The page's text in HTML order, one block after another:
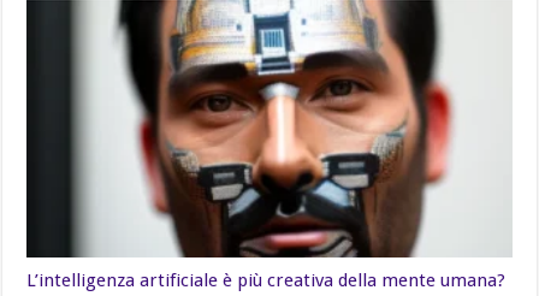
L’intelligenza artificiale è più creativa della mente umana?